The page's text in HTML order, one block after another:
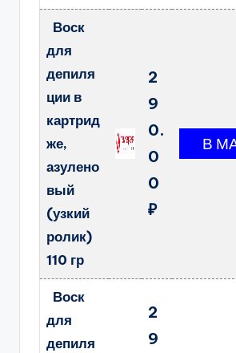
Воск
для
депиля
ции в
картрид
же,
азулено
вый
(узкий
ролик)
110 гр
2
9
0.
0
0
₽
Воск
для
депиля
2
9